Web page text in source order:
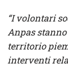
“I volontari
Anpas
territorio
interventi